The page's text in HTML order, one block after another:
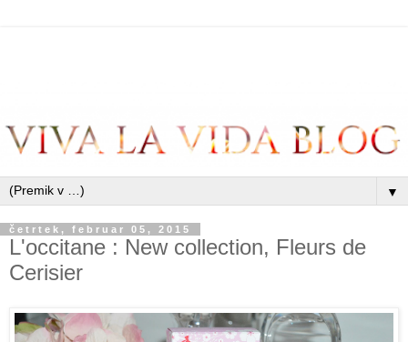
▼
četrtek, februar 05, 2015
L'occitane : New collection, Fleurs de
Cerisier